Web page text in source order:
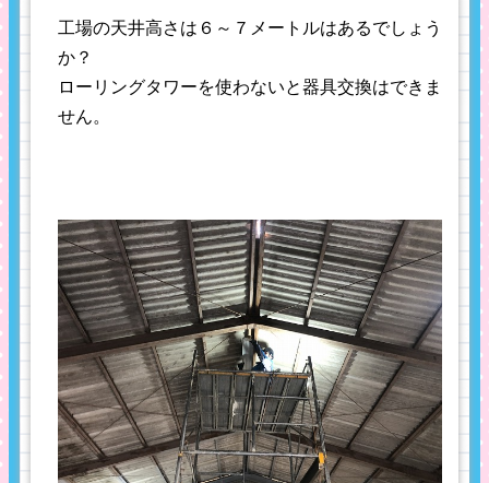
工場の天井高さは６～７メートルはあるでしょう
か？
ローリングタワーを使わないと器具交換はできま
せん。